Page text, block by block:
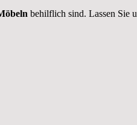
behilflich sind. Lassen Sie